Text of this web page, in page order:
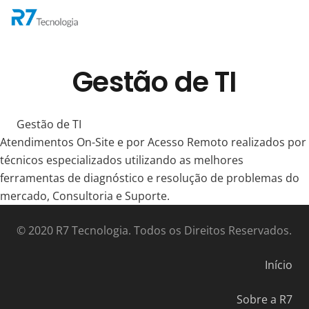
Gestão de TI
Gestão de TI
Atendimentos On-Site e por Acesso Remoto realizados por
técnicos especializados utilizando as melhores
ferramentas de diagnóstico e resolução de problemas do
mercado, Consultoria e Suporte.
© 2020 R7 Tecnologia. Todos os Direitos Reservados.
Início
Sobre a R7